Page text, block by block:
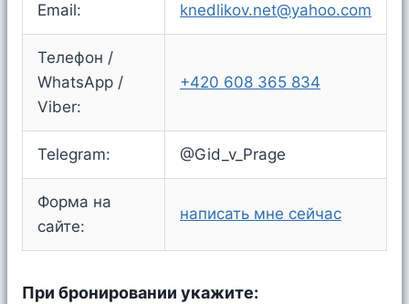
Email: knedlikov.net@yahoo.com
Телефон /
WhatsApp /
Viber:
+420 608 365 834
Telegram: @Gid_v_Prage
Форма на
сайте:
написать мне сейчас
При бронировании укажите: